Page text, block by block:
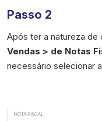
Passo 2
Após ter a natureza
Vendas > de Notas
necessário selecionar